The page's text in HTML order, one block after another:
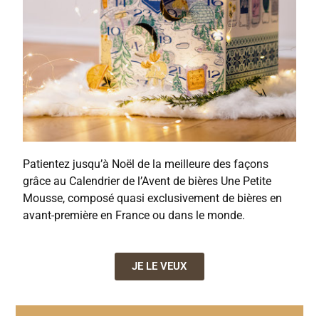
Patientez jusqu’à Noël de la meilleure des façons
grâce au Calendrier de l’Avent de bières Une Petite
Mousse, composé quasi exclusivement de bières en
avant-première en France ou dans le monde.
JE LE VEUX